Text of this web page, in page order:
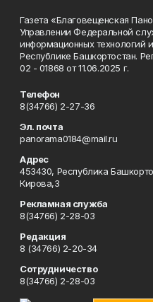
Газета «Благовещенская
Управлении Федеральной
информационных технологий
Республике Башкортостан.
02 - 01868 от 11.06.2025 г.
Телефон
8(34766) 2-27-36
Эл. почта
panorama0184@mail.ru
Адрес
453430, Республика
Кирова,3
Рекламная служба
8(34766) 2-28-03
Редакция
8 (34766) 2-20-34
Сотрудничество
8(34766) 2-28-03